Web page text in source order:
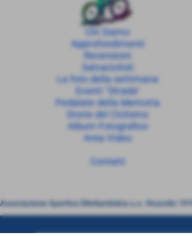
Chi Siamo
Approfondimenti
Recensioni
Salvaciclisti
La foto della settimana
Eventi "Strada"
Pedalate della Memoria
Storie del Ciclismo
Album Fotografico
Area Video
Contatti
Associazione Sportiva Dilettantistica u.s. Vicarello 1919